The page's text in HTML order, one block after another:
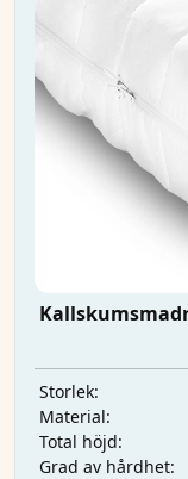
Storlek:
Material:
Total höjd:
Grad av hårdhet: